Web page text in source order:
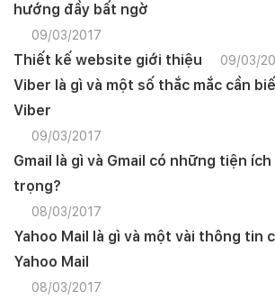
hướng đầy bất ngờ
09/03/2017
Thiết kế website giới thiệu 09/03/
Viber là gì và một số thắc mắc cần
Viber
09/03/2017
Gmail là gì và Gmail có những tiện
trọng?
08/03/2017
Yahoo Mail là gì và một vài thông tin
Yahoo Mail
08/03/2017